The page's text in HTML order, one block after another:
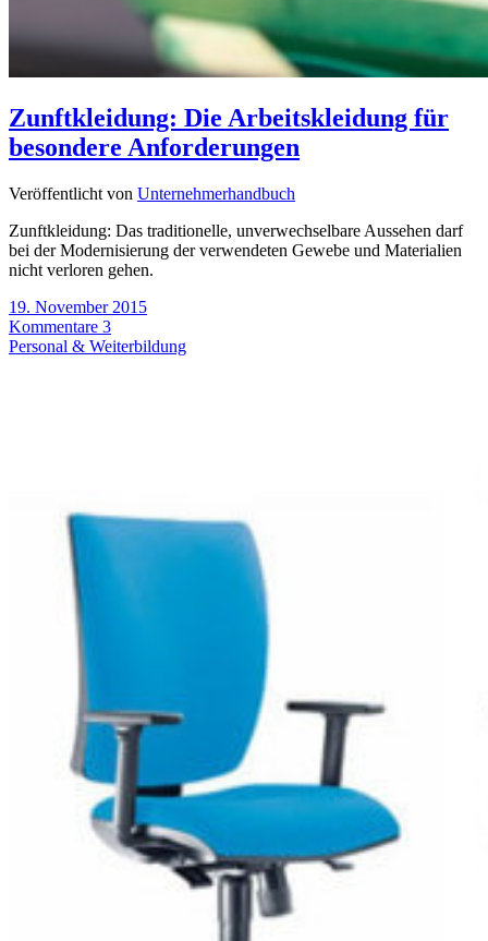
Zunftkleidung: Die Arbeitskleidung für
besondere Anforderungen
Veröffentlicht von Unternehmerhandbuch
Zunftkleidung: Das traditionelle, unverwechselbare Aussehen darf
bei der Modernisierung der verwendeten Gewebe und Materialien
nicht verloren gehen.
19. November 2015
Kommentare 3
Personal & Weiterbildung